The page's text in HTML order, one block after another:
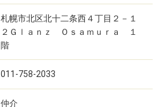
札幌市北区北十二条西４丁目２－１
２Ｇｌａｎｚ Ｏｓａｍｕｒａ １
階
011-758-2033
仲介